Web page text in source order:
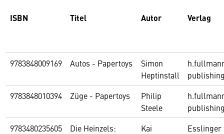
ISBN Titel Autor Verlag
9783848009169 Autos - Papertoys
Simon
Heptinstall
9783848010394
Züge - Papertoys
Philip
Steele
9783480235605
Die Heinzels:
Kai
Esslinger